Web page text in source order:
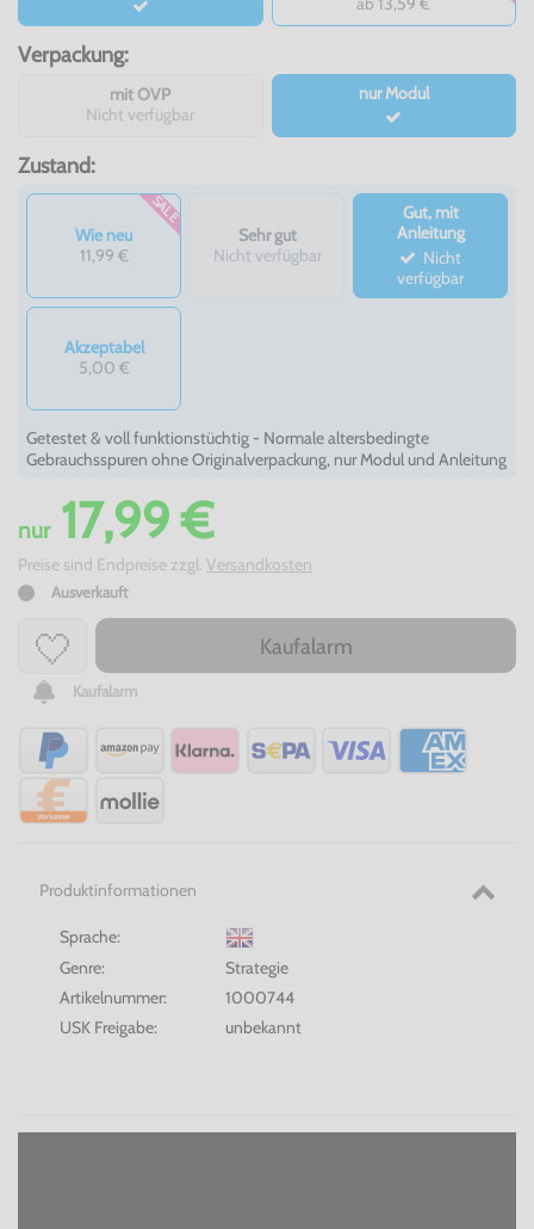
Verpackung:
mit OVP
Nicht verfügbar
nur Modul
Zustand:
Wie neu
11,99 €
SALE
Sehr gut
Nicht verfügbar
Gut, mit
Anleitung
verfügbar
Akzeptabel
5,00 €
Getestet & voll funktionstüchtig - Normale altersbedingte
Gebrauchsspuren ohne Originalverpackung, nur Modul und Anleitung
nur17,99 €
Preise sind Endpreise zzgl. Versandkosten
Ausverkauft
Kaufalarm
Kaufalarm
Produktinformationen
Sprache:
Genre:
Strategie
Artikelnummer:
1000744
USK Freigabe:
unbekannt